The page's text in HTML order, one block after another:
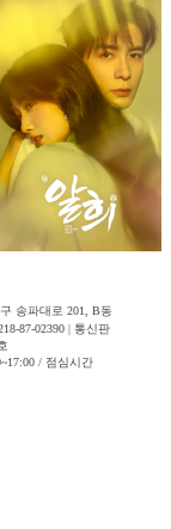
송파대로 201, B동
87-02390 | 통신판
/ 점심시간